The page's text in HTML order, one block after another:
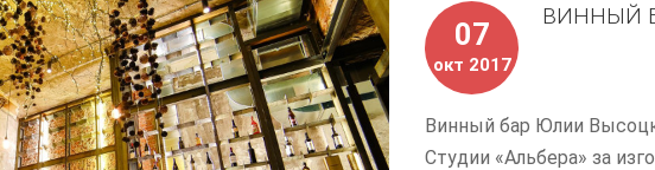
07
окт 2017
ВИННЫЙ
Винный бар Юлии
Студии «Альбера» за